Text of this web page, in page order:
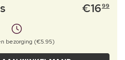
€1699
bezorging (€5.95)